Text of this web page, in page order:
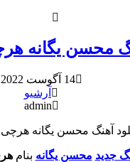
محسن یگانه
14 آگوست 2022
آرشیو
admin
جديد محسن یگانه بنام